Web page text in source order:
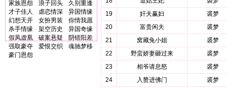
家族恩怨
浪子回头
久别重逢
才子佳人
虐恋情深
异国情缘
幻想天开
女扮男装
你情我愿
杀手情缘
架空历史
异国奇缘
假凤虚凰
破案悬疑
阴错阳差
强取豪夺
爱恨交织
魂驰梦移
豪门恩怨
19
奸夫赢妇
裘梦
20
富贵闲夫
裘梦
21
窝藏兔小姐
裘梦
22
野蛮娇妻砸过来
裘梦
23
相爷请息怒
裘梦
24
入赘进佛门
裘梦